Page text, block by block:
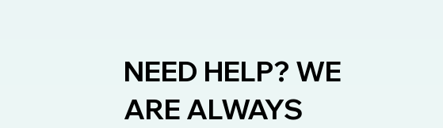
NEED HELP? WE
ARE ALWAYS